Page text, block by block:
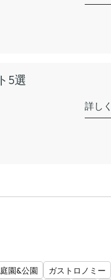
5選
詳し
庭園&公園
ガストロノミー